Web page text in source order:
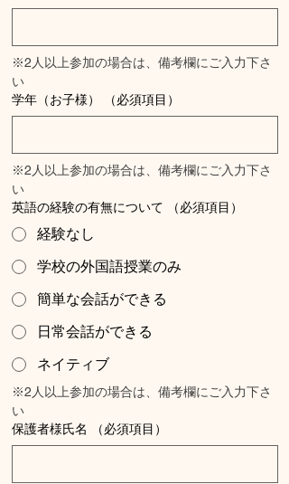
※2人以上参加の場合は、備考欄にご入力下さ
い
学年（お子様）
（必須項目）
※2人以上参加の場合は、備考欄にご入力下さ
い
英語の経験の有無について
（必須項目）
経験なし
学校の外国語授業のみ
簡単な会話ができる
日常会話ができる
ネイティブ
※2人以上参加の場合は、備考欄にご入力下さ
い
保護者様氏名
（必須項目）